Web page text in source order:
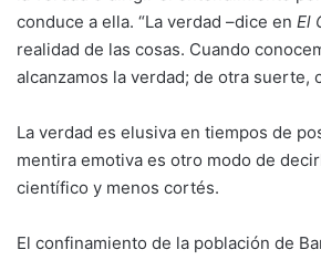
conduce a ella. “La verdad –dice en El
realidad de las cosas. Cuando
alcanzamos la verdad; de otra suerte,
La verdad es elusiva en tiempos de
mentira emotiva es otro modo de
científico y menos cortés.
El confinamiento de la población de